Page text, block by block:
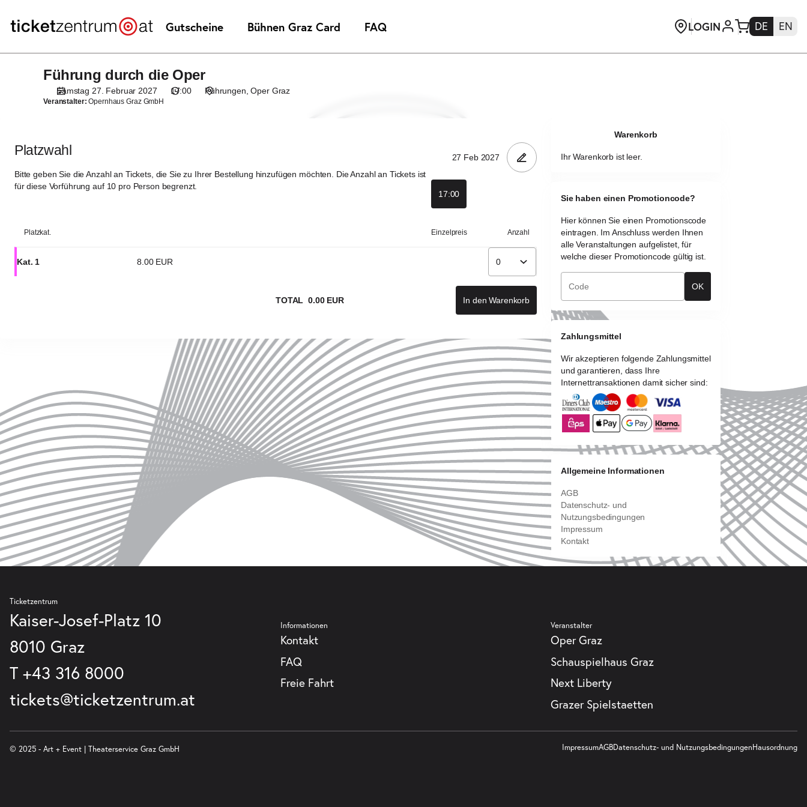
[Oper
Graz
Oper]
Theaterservice
Graz
Führung
durch
die
Führung durch die Oper
Samstag 27. Februar 2027 17:00 Führungen Oper Graz
Veranstalter:Opernhaus Graz GmbH
Platzwahl
Bitte geben Sie die Anzahl an Tickets, die Sie zu Ihrer Bestellung hinzufügen möchten. Die Anzahl an Tickets ist
für diese Vorführung auf 10 pro Person begrenzt.
17:00
Platzkat. Anzahl
Einzelpreis
Kat. 1 8 00 EUR
TOTAL 0.00 EUR In den Warenkorb
Warenkorb
Ihr Warenkorb ist leer.
Sie haben einen Promotioncode?
Hier können Sie einen Promotionscode
eintragen. Im Anschluss werden Ihnen
alle Veranstaltungen aufgelistet, für
welche dieser Promotioncode gültig ist.
OK
Zahlungsmittel
Wir akzeptieren folgende Zahlungsmittel
und garantieren, dass Ihre
Internettransaktionen damit sicher sind:
Allgemeine Informationen
AGB
Datenschutz- und
Nutzungsbedingungen
Impressum
Kontakt